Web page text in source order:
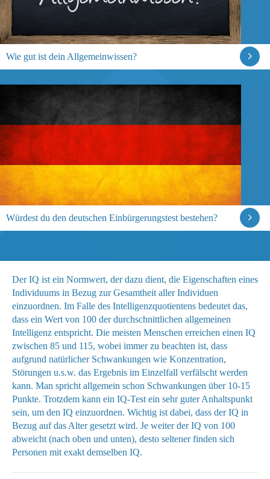
Wie gut ist dein Allgemeinwissen?
Würdest du den deutschen Einbürgerungstest bestehen?
Der IQ ist ein Normwert, der dazu dient, die Eigenschaften eines
Individuums in Bezug zur Gesamtheit aller Individuen
einzuordnen. Im Falle des Intelligenzquotientens bedeutet das,
dass ein Wert von 100 der durchschnittlichen allgemeinen
Intelligenz entspricht. Die meisten Menschen erreichen einen IQ
zwischen 85 und 115, wobei immer zu beachten ist, dass
aufgrund natürlicher Schwankungen wie Konzentration,
Störungen u.s.w. das Ergebnis im Einzelfall verfälscht werden
kann. Man spricht allgemein schon Schwankungen über 10-15
Punkte. Trotzdem kann ein IQ-Test ein sehr guter Anhaltspunkt
sein, um den IQ einzuordnen. Wichtig ist dabei, dass der IQ in
Bezug auf das Alter gesetzt wird. Je weiter der IQ von 100
abweicht (nach oben und unten), desto seltener finden sich
Personen mit exakt demselben IQ.